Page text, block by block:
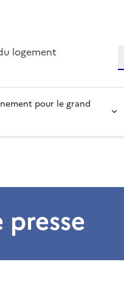
logement
pour le grand